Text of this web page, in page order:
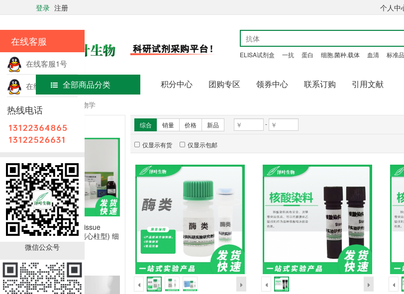
在线客服
在线客服1号
在线客服2号
热线电话
微信公众号
登录 注册 个人中
ELISA试剂盒 一抗 蛋白 细胞.菌种.载体 血清 标准品
全部商品分类 积分中心 团购专区 领券中心 联系订购 引用文献
首页
分子生物学
新品推荐
MiPure Cell/Tissue
miRNA Kit ( 离心柱型) 细
胞/组织miRNA提取试剂
盒
￥2380.00
0 人购买
综合 销量 价格 新品 -
仅显示有货 仅显示包邮